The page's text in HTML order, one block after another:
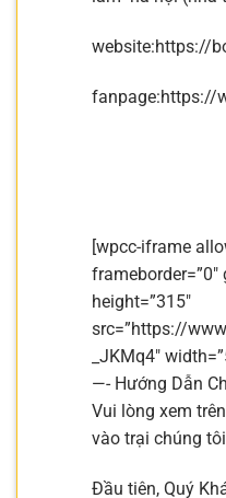
website:https://
fanpage:https://
[wpcc-iframe
frameborder=”0″
height=”315″
src=”https://
_JKMq4″
—- Hướng Dẫn
Vui lòng xem
vào trại chúng
Đầu tiên, Quý